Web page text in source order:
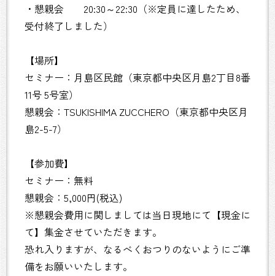
・懇親会 20:30～22:30（※定員に達したため、
受付終了しました）
【場所】
セミナー：月島区民館（東京都中央区月島2丁目8番
11号 5号室）
懇親会：TSUKISHIMA ZUCCHERO（東京都中央区月
島2-5-7）
【参加費】
セミナー：無料
懇親会：5,000円(税込)
※懇親会費用に関しましては当日現地にて【現金に
て】集金させていただきます。
恐れ入りますが、なるべくおつりのないようにご準
備をお願いいたします。